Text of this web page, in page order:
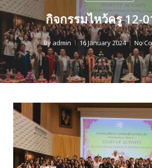
กิจกรรมไหว้ครู 12-
By admin 16 January 2024 No